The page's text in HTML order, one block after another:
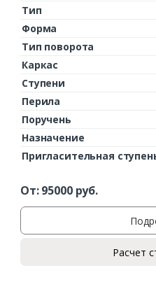
Тип
Форма
Тип поворота
Каркас
Ступени
Перила
Поручень
Назначение
Пригласительная
От:95000руб.
Расчет